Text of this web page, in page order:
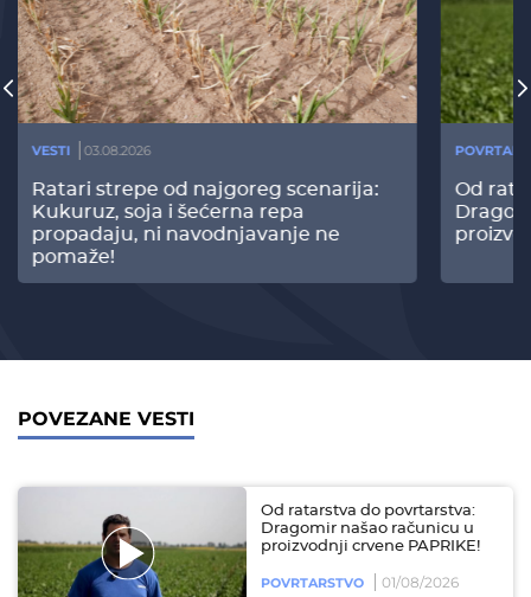
VESTI 03.08.2026
Ratari strepe od najgoreg scenarija:
Kukuruz, soja i šećerna repa
propadaju, ni navodnjavanje ne
pomaže!
Od
POVEZANE VESTI
Od ratarstva do povrtarstva:
Dragomir našao računicu u
proizvodnji crvene PAPRIKE!
POVRTARSTVO 01/08/2026